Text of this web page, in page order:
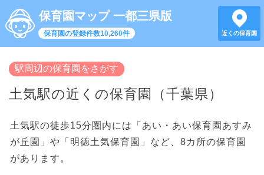
保育園マップ 一都三県版
保育園の登録件数10,260件 近くの保育園
駅周辺の保育園をさがす
土気駅の近くの保育園（千葉県）
土気駅の徒歩15分圏内には「あい・あい保育園あすみ
が丘園」や「明徳土気保育園」など、8カ所の保育園
があります。